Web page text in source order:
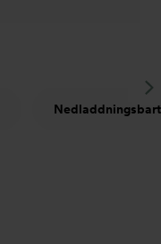
Nedladdningsbart